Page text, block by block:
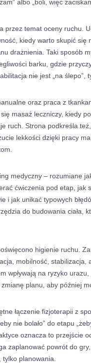
albo „boli, więc
przez temat oceny ruchu.
kiedy warto skupić się
drażnienia. Taki sposób
barku, gdzie
nie jest „na ślepo”,
oraz praca z
masaż leczniczy, kiedy
ruch. Strona podkreśla
lekkości dzięki pracy
medyczny – rozumiane
ćwiczenia pod etap, jak
i jak unikać typowych
do budowania ciała,
higienie ruchu.
mobilność, stabilizacja,
wpływają na ryzyko
planu, aby później
łączenie fizjoterapii z
nie bolało” do etapu
oznacza to przejście
zaplanować powrót do
planowania.